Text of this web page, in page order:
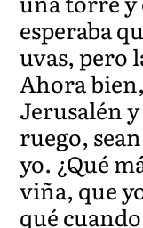
esperaba
uvas, pero
Ahora
Jerusalén
ruego,
yo. ¿Qué
viña, que
qué